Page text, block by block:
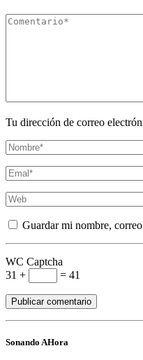
Tu dirección de correo
Guardar mi nombre,
WC Captcha
31 +
= 41
Sonando AHora